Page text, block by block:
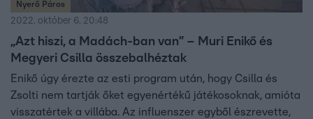
Nyerő Páros
2022. október 6. 20:48
„Azt hiszi, a Madách-ban van” – Muri Enikő és
Megyeri Csilla összebalhéztak
Enikő úgy érezte az esti program után, hogy Csilla és
Zsolti nem tartják őket egyenértékű játékosoknak, amióta
visszatértek a villába. Az influenszer egyből észrevette,